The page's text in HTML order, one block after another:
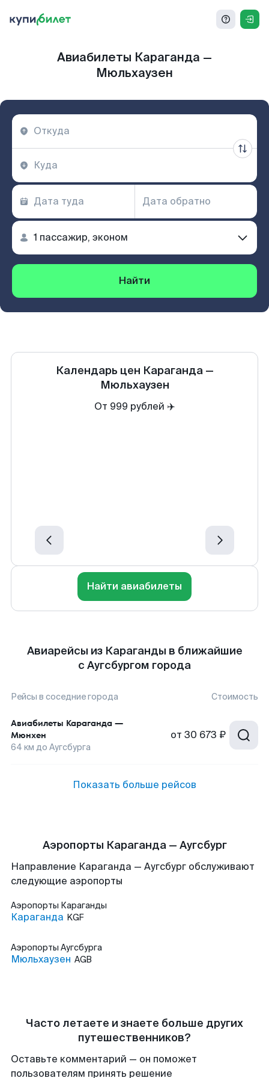
Авиабилеты Караганда —
Мюльхаузен
Найти
Календарь цен Караганда—
Мюльхаузен
От 999 рублей ✈️
Найти авиабилеты
Авиарейсы из Караганды в ближайшие
с Аугсбургом города
Рейсы в соседние города Стоимость
Авиабилеты Караганда —
Мюнхен
64 км до Аугсбурга
от 30 673 ₽
Показать больше рейсов
Аэропорты Караганда — Аугсбург
Направление Караганда — Аугсбург обслуживают
следующие аэропорты
Аэропорты Караганды
Караганда KGF
Аэропорты Аугсбурга
Мюльхаузен AGB
Часто летаете и знаете больше других
путешественников?
Оставьте комментарий — он поможет
пользователям принять решение